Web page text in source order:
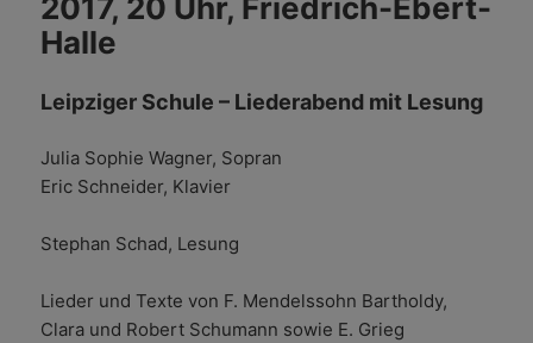
2017, 20 Uhr, Friedrich-Ebert-
Halle
Leipziger Schule – Liederabend mit Lesung
Julia Sophie Wagner, Sopran
Eric Schneider, Klavier
Stephan Schad, Lesung
Lieder und Texte von F. Mendelssohn Bartholdy,
Clara und Robert Schumann sowie E. Grieg